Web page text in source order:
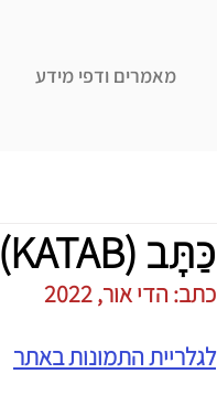
מאמרים ודפי מידע
כַּתָּב (KATAB) - עט נובע ישראלי
כתב: הדי אור, 2022
לגלריית התמונות באתר